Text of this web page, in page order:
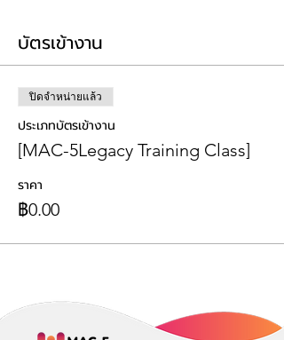
บัตรเข้างาน
ปิดจำหน่ายแล้ว
ประเภทบัตรเข้างาน
[MAC-5Legacy Training Class]
ราคา
฿0.00